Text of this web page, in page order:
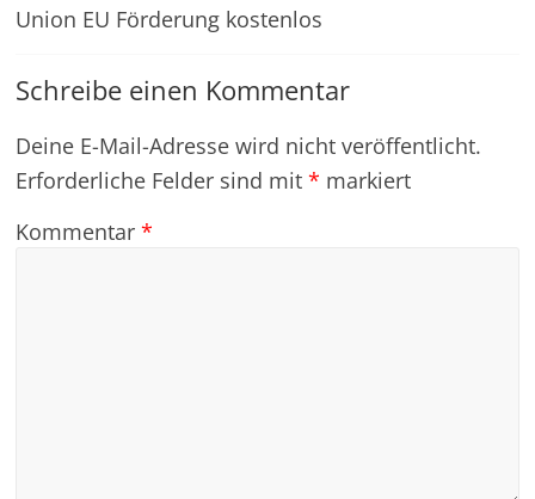
Union EU Förderung kostenlos
Schreibe einen Kommentar
Deine E-Mail-Adresse wird nicht veröffentlicht.
Erforderliche Felder sind mit* markiert
Kommentar*